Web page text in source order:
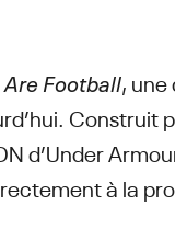
Are Football,
d’Under
à la